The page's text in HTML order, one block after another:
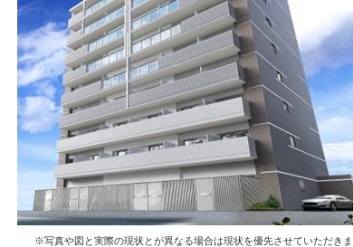
※写真や図と実際の現状とが異なる場合は現状を優先させていただき